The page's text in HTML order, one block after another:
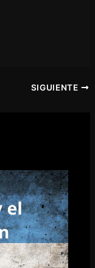
SIGUIENTE